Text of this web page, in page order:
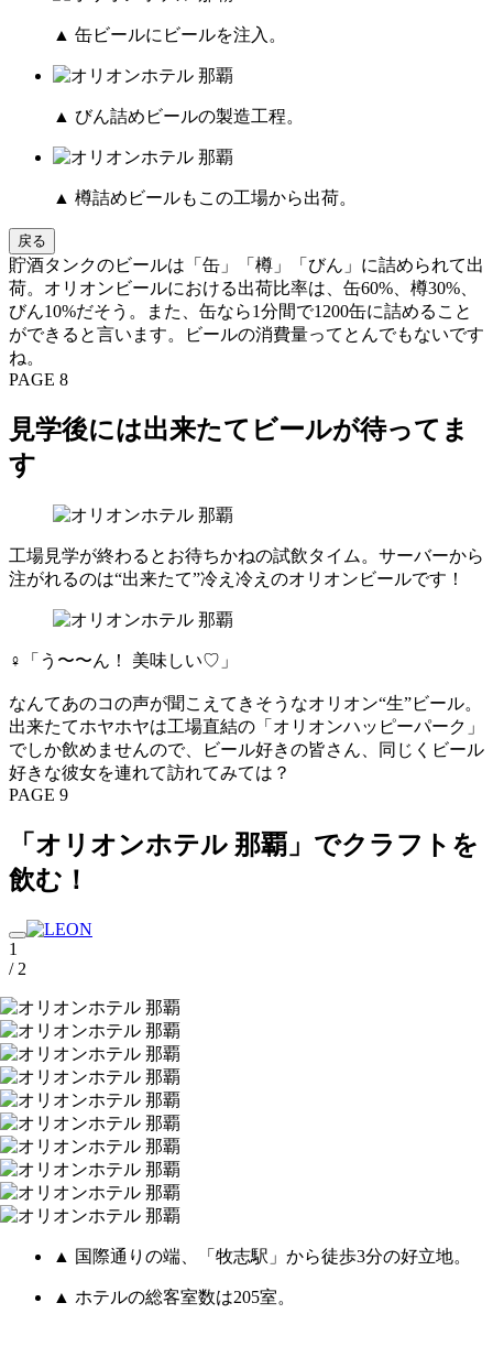
▲ 缶ビールにビールを注入。
▲ びん詰めビールの製造工程。
▲ 樽詰めビールもこの工場から出荷。
戻る
貯酒タンクのビールは「缶」「樽」「びん」に詰められて出
荷。オリオンビールにおける出荷比率は、缶60%、樽30%、
びん10%だそう。また、缶なら1分間で1200缶に詰めること
ができると言います。ビールの消費量ってとんでもないです
ね。
PAGE 8
見学後には出来たてビールが待ってま
す
工場見学が終わるとお待ちかねの試飲タイム。サーバーから
注がれるのは“出来たて”冷え冷えのオリオンビールです！
♀「う〜〜ん！ 美味しい♡」
なんてあのコの声が聞こえてきそうなオリオン“生”ビール。
出来たてホヤホヤは工場直結の「オリオンハッピーパーク」
でしか飲めませんので、ビール好きの皆さん、同じくビール
好きな彼女を連れて訪れてみては？
PAGE 9
「オリオンホテル 那覇」でクラフトを
飲む！
1
/ 2
▲ 国際通りの端、「牧志駅」から徒歩3分の好立地。
▲ ホテルの総客室数は205室。